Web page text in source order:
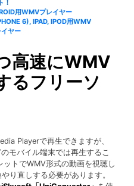
ト！
用WMVプレイヤー
6), IPAD, IPOD用WMV
イヤー
高速にWMV
るフリーソ
Playerで再生できますが、
モバイル端末では再生するこ
トでWMV形式の動画を視聴し
り直しする必要があります。